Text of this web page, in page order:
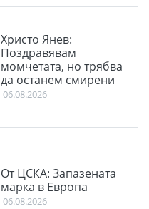
Христо Янев:
Поздравявам
момчетата, но трябва
да останем смирени
06.08.2026
От ЦСКА: Запазената
марка в Европа
06.08.2026